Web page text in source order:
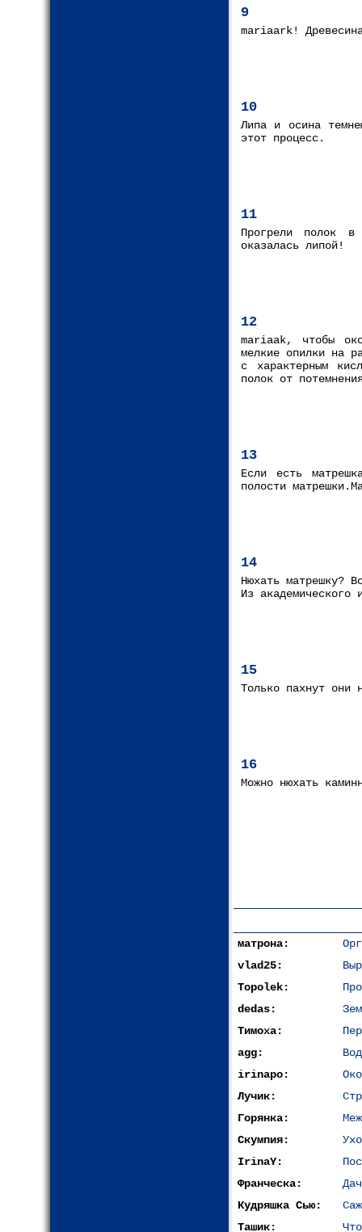
9
mariaark!
10
Липа и осина
этот процесс.
11
Прогрели полок
оказалась липой!
12
mariaak, чтобы
мелкие опилки на
с характерным
полок от
13
Если есть
полости
14
Нюхать матрешку?
Из
15
Только пахнут они
16
Можно нюхать
матрона:
vlad25:
Topolek:
dedas:
Тимоха:
agg:
irinapo:
Лучик:
Горянка:
Скумпия:
IrinaY:
Франческа:
Кудряшка Сью:
Ташик: